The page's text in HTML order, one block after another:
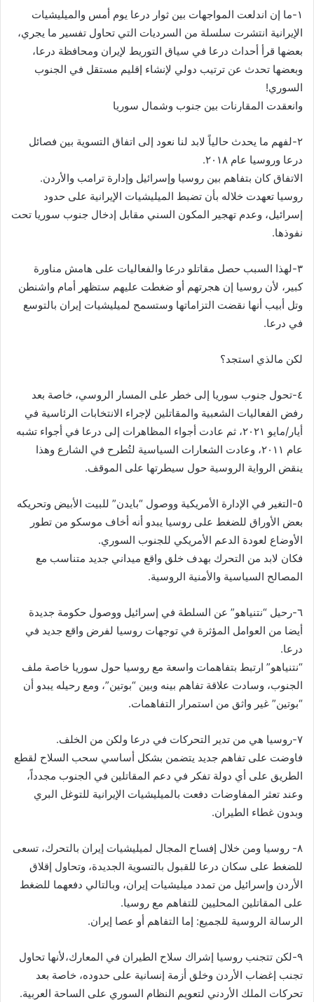
‏١-ما إن اندلعت المواجهات بين ثوار درعا يوم أمس والميليشيات
الإيرانية انتشرت سلسلة من السرديات التي تحاول تفسير ما يجري،
بعضها قرأ أحداث درعا في سياق التوريط لإيران ومحافظة درعا،
وبعضها تحدث عن ترتيب دولي لإنشاء إقليم مستقل في الجنوب
السوري!
وانعقدت المقارنات بين جنوب وشمال سوريا
‏٢-لفهم ما يحدث حالياً لابد لنا نعود إلى اتفاق التسوية بين فصائل
درعا وروسيا عام ٢٠١٨.
الاتفاق كان بتفاهم بين روسيا وإسرائيل وإدارة ترامب والأردن.
روسيا تعهدت خلاله بأن تضبط الميليشيات الإيرانية على حدود
إسرائيل، وعدم تهجير المكون السني مقابل إدخال جنوب سوريا تحت
نفوذها.
‏٣-لهذا السبب حصل مقاتلو درعا والفعاليات على هامش مناورة
كبير، لأن روسيا إن هجرتهم أو ضغطت عليهم ستظهر أمام واشنطن
وتل أبيب أنها نقضت التزاماتها وستسمح لميليشيات إيران بالتوسع
في درعا.
لكن مالذي استجد؟
‏٤-تحول جنوب سوريا إلى خطر على المسار الروسي، خاصة بعد
رفض الفعاليات الشعبية والمقاتلين لإجراء الانتخابات الرئاسية في
أيار/مايو ٢٠٢١، ثم عادت أجواء المظاهرات إلى درعا في أجواء تشبه
عام ٢٠١١، وعادت الشعارات السياسية لتُطرح في الشارع وهذا
ينقض الرواية الروسية حول سيطرتها على الموقف.
‏٥-التغير في الإدارة الأمريكية ووصول “بايدن” للبيت الأبيض وتحريكه
بعض الأوراق للضغط على روسيا يبدو أنه أخاف موسكو من تطور
الأوضاع لعودة الدعم الأمريكي للجنوب السوري.
فكان لابد من التحرك بهدف خلق واقع ميداني جديد متناسب مع
المصالح السياسية والأمنية الروسية.
‏٦-رحيل “نتنياهو” عن السلطة في إسرائيل ووصول حكومة جديدة
أيضا من العوامل المؤثرة في توجهات روسيا لفرض واقع جديد في
درعا.
“نتنياهو” ارتبط بتفاهمات واسعة مع روسيا حول سوريا خاصة ملف
الجنوب، وسادت علاقة تفاهم بينه وبين “بوتين”، ومع رحيله يبدو أن
“بوتين” غير واثق من استمرار التفاهمات.
فاوضت على تفاهم جديد يتضمن بشكل أساسي سحب السلاح لقطع
الطريق على أي دولة تفكر في دعم المقاتلين في الجنوب مجدداً،
وعند تعثر المفاوضات دفعت بالميليشيات الإيرانية للتوغل البري
وبدون غطاء الطيران.
‏٨- روسيا ومن خلال إفساح المجال لميليشيات إيران بالتحرك، تسعى
للضغط على سكان درعا للقبول بالتسوية الجديدة، وتحاول إقلاق
الأردن وإسرائيل من تمدد ميليشيات إيران، وبالتالي دفعهما للضغط
على المقاتلين المحليين للتفاهم مع روسيا.
الرسالة الروسية للجميع: إما التفاهم أو عصا إيران.
‏٩-لكن تتجنب روسيا إشراك سلاح الطيران في المعارك،لأنها تحاول
تجنب إغضاب الأردن وخلق أزمة إنسانية على حدوده، خاصة بعد
تحركات الملك الأردني لتعويم النظام السوري على الساحة العربية.